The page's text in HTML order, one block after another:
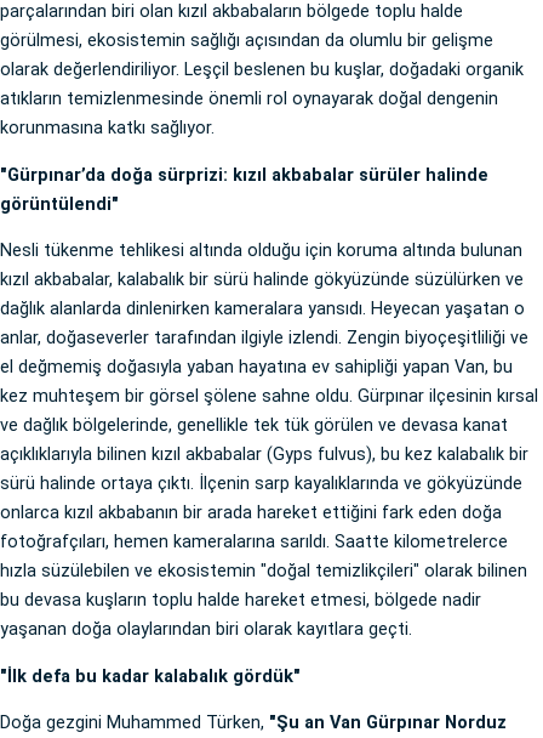
parçalarından biri olan kızıl akbabaların bölgede toplu halde
görülmesi, ekosistemin sağlığı açısından da olumlu bir gelişme
olarak değerlendiriliyor. Leşçil beslenen bu kuşlar, doğadaki organik
atıkların temizlenmesinde önemli rol oynayarak doğal dengenin
korunmasına katkı sağlıyor.
"Gürpınar’da doğa sürprizi: kızıl akbabalar sürüler halinde
görüntülendi"
Nesli tükenme tehlikesi altında olduğu için koruma altında bulunan
kızıl akbabalar, kalabalık bir sürü halinde gökyüzünde süzülürken ve
dağlık alanlarda dinlenirken kameralara yansıdı. Heyecan yaşatan o
anlar, doğaseverler tarafından ilgiyle izlendi. Zengin biyoçeşitliliği ve
el değmemiş doğasıyla yaban hayatına ev sahipliği yapan Van, bu
kez muhteşem bir görsel şölene sahne oldu. Gürpınar ilçesinin kırsal
ve dağlık bölgelerinde, genellikle tek tük görülen ve devasa kanat
açıklıklarıyla bilinen kızıl akbabalar (Gyps fulvus), bu kez kalabalık bir
sürü halinde ortaya çıktı. İlçenin sarp kayalıklarında ve gökyüzünde
onlarca kızıl akbabanın bir arada hareket ettiğini fark eden doğa
fotoğrafçıları, hemen kameralarına sarıldı. Saatte kilometrelerce
hızla süzülebilen ve ekosistemin "doğal temizlikçileri" olarak bilinen
bu devasa kuşların toplu halde hareket etmesi, bölgede nadir
yaşanan doğa olaylarından biri olarak kayıtlara geçti.
"İlk defa bu kadar kalabalık gördük"
Doğa gezgini Muhammed Türken, "Şu an Van Gürpınar Norduz